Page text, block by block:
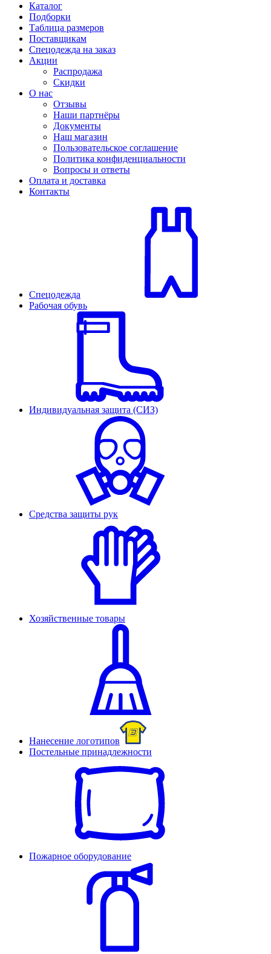
Каталог
Подборки
Таблица размеров
Поставщикам
Спецодежда на заказ
Акции
Распродажа
Скидки
О нас
Отзывы
Наши партнёры
Документы
Наш магазин
Пользовательское соглашение
Политика конфиденциальности
Вопросы и ответы
Оплата и доставка
Контакты
Спецодежда
Рабочая обувь
Индивидуальная защита (СИЗ)
Средства защиты рук
Хозяйственные товары
Нанесение логотипов
Постельные принадлежности
Пожарное оборудование